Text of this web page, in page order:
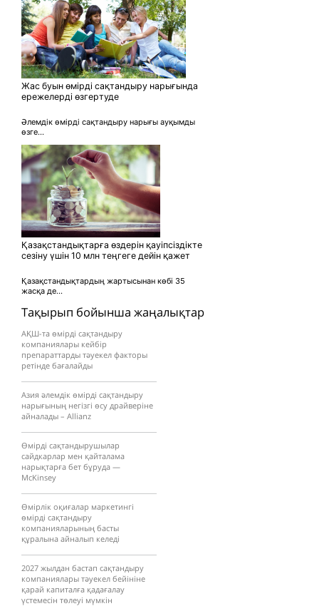
Тақырып бойынша жаңалықтар
АҚШ-та өмірді сақтандыру
компаниялары кейбір
препараттарды тәуекел факторы
ретінде бағалайды
Азия әлемдік өмірді сақтандыру
нарығының негізгі өсу драйверіне
айналады – Allianz
Өмірді сақтандырушылар
сайдкарлар мен қайталама
нарықтарға бет бұруда —
McKinsey
Өмірлік оқиғалар маркетингі
өмірді сақтандыру
компанияларының басты
құралына айналып келеді
2027 жылдан бастап сақтандыру
компаниялары тәуекел бейініне
қарай капиталға қадағалау
үстемесін төлеуі мүмкін
Жас буын өмірді сақтандыру нарығында
ережелерді өзгертуде
Әлемдік өмірді сақтандыру нарығы ауқымды
өзге...
Қазақстандықтарға өздерін қауіпсіздікте
сезіну үшін 10 млн теңгеге дейін қажет
Қазақстандықтардың жартысынан көбі 35
жасқа де...